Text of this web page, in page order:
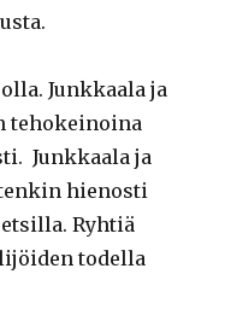
Junkkaala ja
tehokeinoina
Junkkaala ja
hienosti
Ryhtiä
todella